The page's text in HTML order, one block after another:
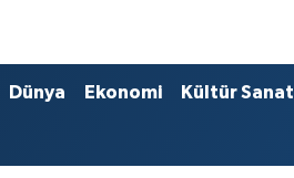
Dünya Ekonomi Kültür Sanat